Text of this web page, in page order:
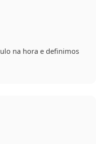
na hora e definimos